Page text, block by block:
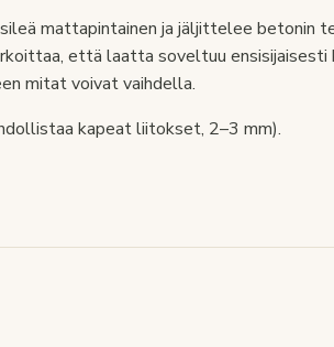
mattapintainen ja jäljittelee betonin
että laatta soveltuu ensisijaisesti
mitat voivat vaihdella.
kapeat liitokset, 2–3 mm).